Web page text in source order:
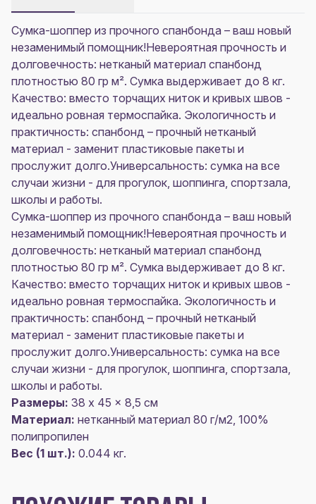
Сумка-шоппер из прочного спанбонда – ваш новый
незаменимый помощник!Невероятная прочность и
долговечность: нетканый материал спанбонд
плотностью 80 гр м². Сумка выдерживает до 8 кг.
Качество: вместо торчащих ниток и кривых швов -
идеально ровная термоспайка. Экологичность и
практичность: спанбонд – прочный нетканый
материал - заменит пластиковые пакеты и
прослужит долго.Универсальность: сумка на все
случаи жизни - для прогулок, шоппинга, спортзала,
школы и работы.
Сумка-шоппер из прочного спанбонда – ваш новый
незаменимый помощник!Невероятная прочность и
долговечность: нетканый материал спанбонд
плотностью 80 гр м². Сумка выдерживает до 8 кг.
Качество: вместо торчащих ниток и кривых швов -
идеально ровная термоспайка. Экологичность и
практичность: спанбонд – прочный нетканый
материал - заменит пластиковые пакеты и
прослужит долго.Универсальность: сумка на все
случаи жизни - для прогулок, шоппинга, спортзала,
школы и работы.
Размеры: 38 x 45 x 8,5 см
Материал: нетканный материал 80 г/м2, 100%
полипропилен
Вес (1 шт.): 0.044 кг.